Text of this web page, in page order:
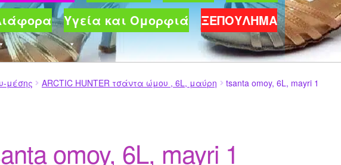
Υγεία και Ομορφιά ΞΕΠΟΥΛΗΜΑ
μέσης ARCTIC HUNTER τσάντα ώμου , 6L, μαύρη tsanta omoy, 6L, mayri 1
omoy, 6L, mayri 1